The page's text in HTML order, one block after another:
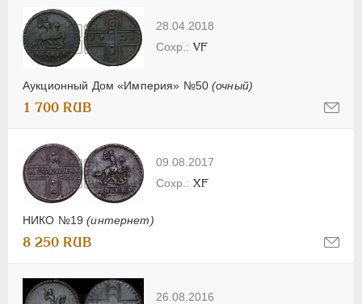
28.04.2018
Аукционный Дом «Империя» №50(очный)
VF
1 700 RUB
09.08.2017
НИКО №19(интернет)
XF
8 250 RUB
26.08.2016